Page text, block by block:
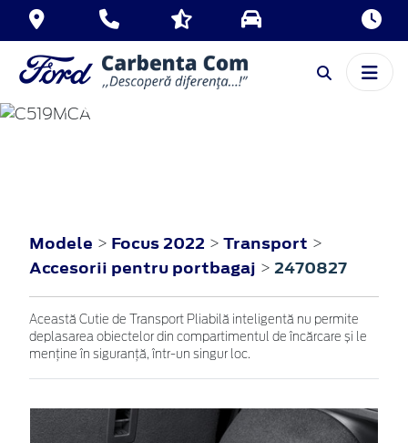
FOCUS
Modele > Focus 2022 > Transport >
Accesorii pentru portbagaj > 2470827
Această Cutie de Transport Pliabilă inteligentă nu permite
deplasarea obiectelor din compartimentul de încărcare și le
menține în siguranță, într-un singur loc.